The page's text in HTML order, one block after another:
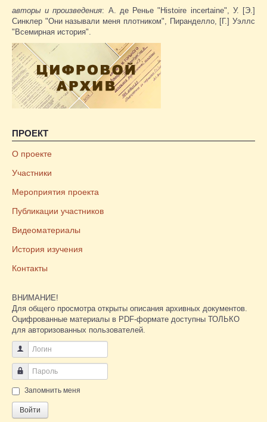
авторы и произведения: А. де Ренье "Histoire incertaine", У. [Э.]
Синклер "Они называли меня плотником", Пиранделло, [Г.] Уэллс
"Всемирная история".
ПРОЕКТ
О проекте
Участники
Мероприятия проекта
Публикации участников
Видеоматериалы
История изучения
Контакты
ВНИМАНИЕ!
Для общего просмотра открыты описания архивных документов.
Оцифрованные материалы в PDF-формате доступны ТОЛЬКО
для авторизованных пользователей.
Логин
Пароль
Запомнить меня
Войти